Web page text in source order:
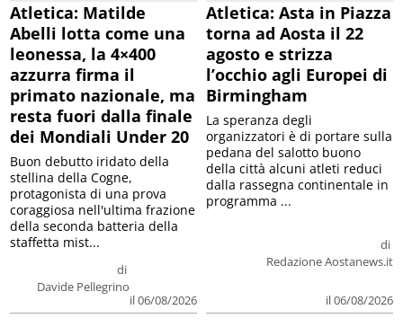
Atletica: Matilde
Abelli lotta come una
leonessa, la 4×400
azzurra firma il
primato nazionale, ma
resta fuori dalla finale
dei Mondiali Under 20
di
Davide Pellegrino
il 06/08/2026
Buon debutto iridato della
stellina della Cogne,
protagonista di una prova
coraggiosa nell'ultima frazione
della seconda batteria della
staffetta mist...
Atletica: Asta in Piazza
torna ad Aosta il 22
agosto e strizza
l’occhio agli Europei di
Birmingham
di
Redazione Aostanews.it
il 06/08/2026
La speranza degli
organizzatori è di portare sulla
pedana del salotto buono
della città alcuni atleti reduci
dalla rassegna continentale in
programma ...